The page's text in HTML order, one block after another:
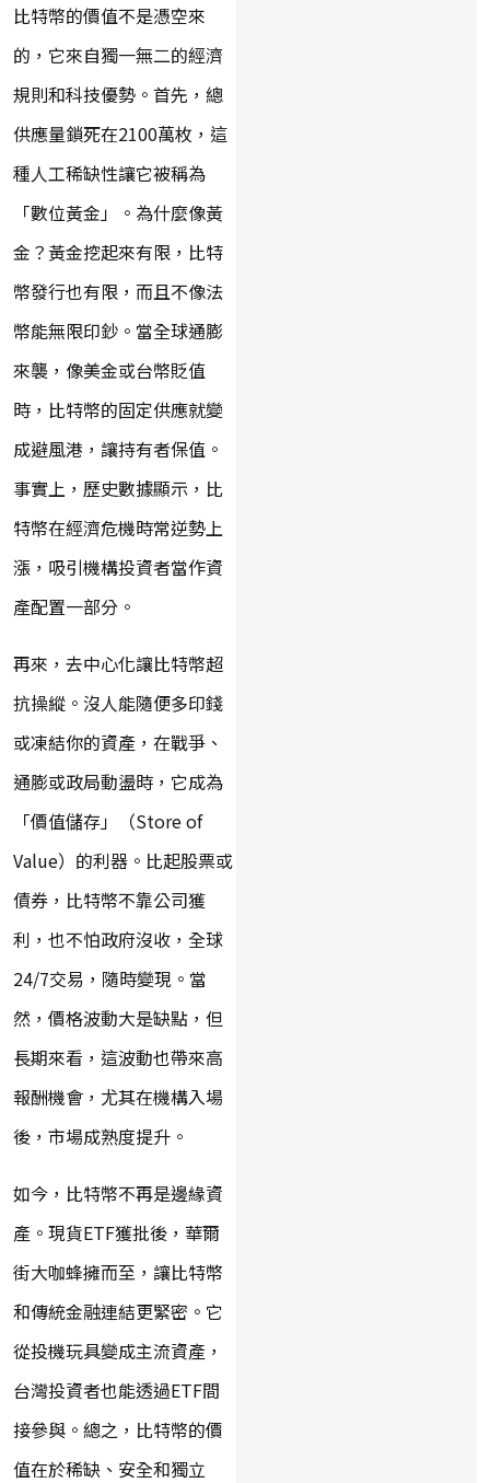
比特幣的價值不是憑空來
的，它來自獨一無二的經濟
規則和科技優勢。首先，總
供應量鎖死在2100萬枚，這
種人工稀缺性讓它被稱為
「數位黃金」。為什麼像黃
金？黃金挖起來有限，比特
幣發行也有限，而且不像法
幣能無限印鈔。當全球通膨
來襲，像美金或台幣貶值
時，比特幣的固定供應就變
成避風港，讓持有者保值。
事實上，歷史數據顯示，比
特幣在經濟危機時常逆勢上
漲，吸引機構投資者當作資
產配置一部分。
再來，去中心化讓比特幣超
抗操縱。沒人能隨便多印錢
或凍結你的資產，在戰爭、
通膨或政局動盪時，它成為
「價值儲存」（Store of
Value）的利器。比起股票或
債券，比特幣不靠公司獲
利，也不怕政府沒收，全球
24/7交易，隨時變現。當
然，價格波動大是缺點，但
長期來看，這波動也帶來高
報酬機會，尤其在機構入場
後，市場成熟度提升。
如今，比特幣不再是邊緣資
產。現貨ETF獲批後，華爾
街大咖蜂擁而至，讓比特幣
和傳統金融連結更緊密。它
從投機玩具變成主流資產，
台灣投資者也能透過ETF間
接參與。總之，比特幣的價
值在於稀缺、安全和獨立